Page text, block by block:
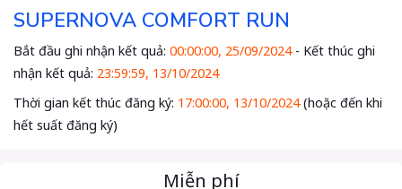
SUPERNOVA COMFORT RUN
Bắt đầu ghi nhận kết quả: 00:00:00, 25/09/2024- Kết thúc ghi
nhận kết quả: 23:59:59, 13/10/2024
Thời gian kết thúc đăng ký: 17:00:00, 13/10/2024(hoặc đến khi
hết suất đăng ký)
Miễn phí